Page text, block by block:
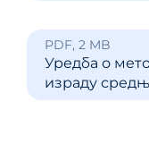
PDF, 2 MB
Уредба о
израду